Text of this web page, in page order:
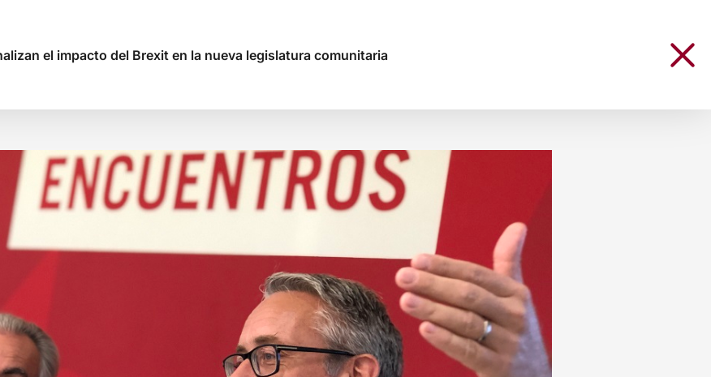
el impacto del Brexit en la nueva legislatura comunitaria